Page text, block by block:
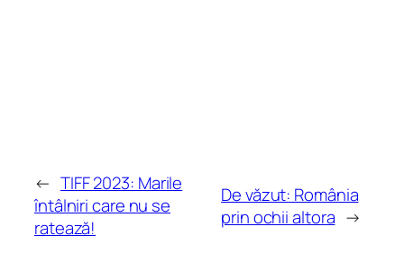
← TIFF 2023: Marile
întâlniri care nu se
ratează!
De văzut: România
prin ochii altora →